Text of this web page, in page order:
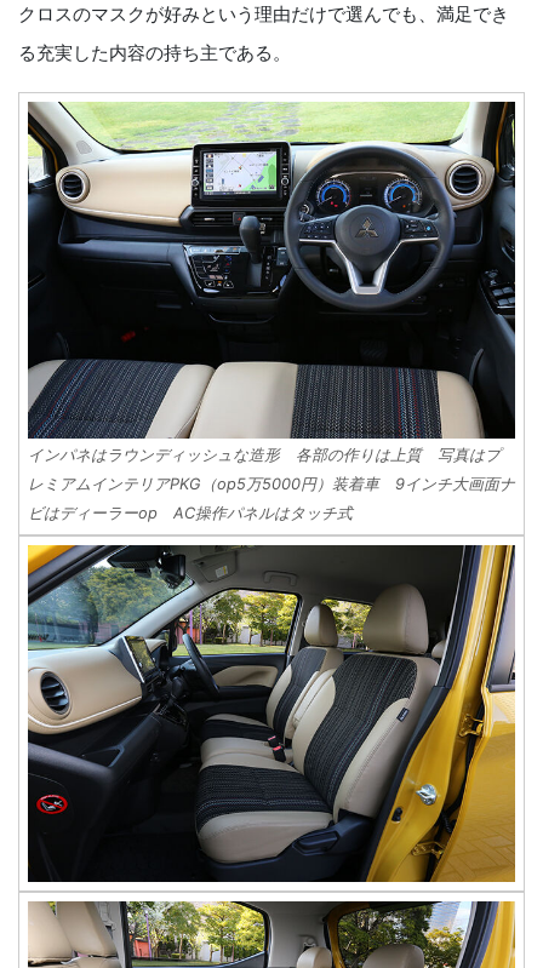
クロスのマスクが好みという理由だけで選んでも、満足でき
る充実した内容の持ち主である。
インパネはラウンディッシュな造形 各部の作りは上質 写真はプ
レミアムインテリアPKG（op5万5000円）装着車 9インチ大画面ナ
ビはディーラーop AC操作パネルはタッチ式